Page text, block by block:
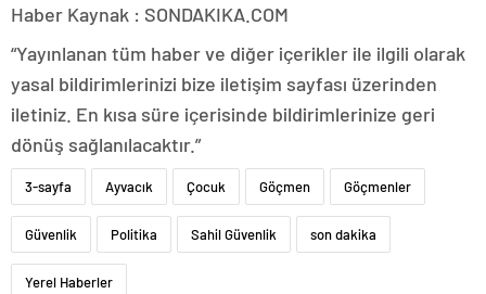
Haber Kaynak : SONDAKIKA.COM
“Yayınlanan tüm haber ve diğer içerikler ile ilgili olarak
yasal bildirimlerinizi bize iletişim sayfası üzerinden
iletiniz. En kısa süre içerisinde bildirimlerinize geri
dönüş sağlanılacaktır.”
3-sayfa Ayvacık Çocuk Göçmen Göçmenler
Güvenlik Politika Sahil Güvenlik son dakika
Yerel Haberler